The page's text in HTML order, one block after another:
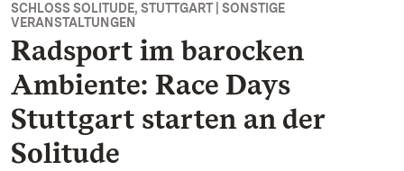
SCHLOSS SOLITUDE, STUTTGART | SONSTIGE
VERANSTALTUNGEN
Radsport im barocken
Ambiente: Race Days
Stuttgart starten an der
Solitude